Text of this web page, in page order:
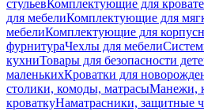
стульевКомплектующие для
для мебелиКомплектующие для
мебелиКомплектующие для
фурнитураЧехлы для мебели
кухниТовары для безопасности
маленькихКроватки для
столики, комоды, матрасыМанежи,
кроваткуНаматрасники, защитные